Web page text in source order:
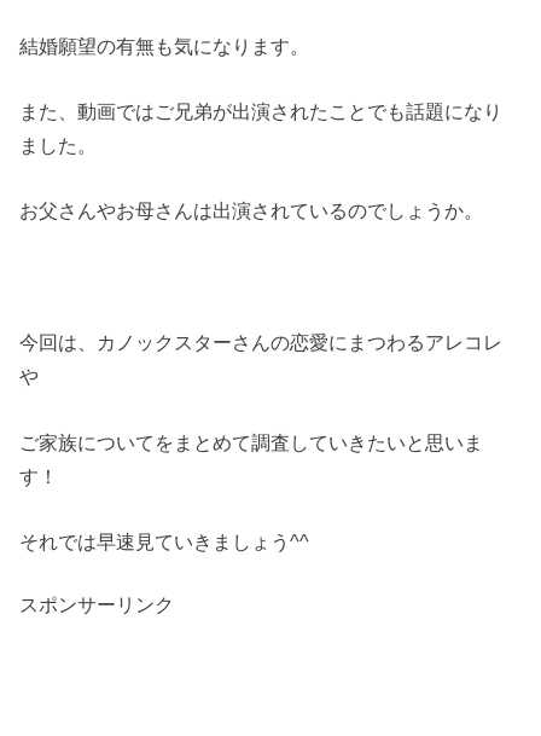
結婚願望の有無も気になります。
また、動画ではご兄弟が出演されたことでも話題になり
ました。
お父さんやお母さんは出演されているのでしょうか。
今回は、カノックスターさんの恋愛にまつわるアレコレ
や
ご家族についてをまとめて調査していきたいと思いま
す！
それでは早速見ていきましょう^^
スポンサーリンク